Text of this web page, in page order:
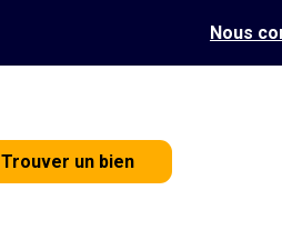
Nous
Trouver un bien